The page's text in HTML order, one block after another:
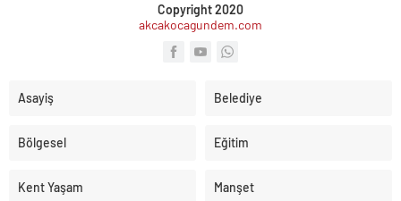
Copyright 2020
akcakocagundem.com
Asayiş Belediye
Bölgesel Eğitim
Kent Yaşam Manşet